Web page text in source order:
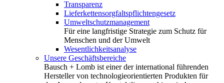
Transparenz
Lieferkettensorgfaltspflichtengesetz
Umweltschutzmanagement
Für eine langfristige Strategie zum Schutz für
Menschen und der Umwelt
Wesentlichkeitsanalyse
Unsere Geschäftsbereiche
Bausch + Lomb ist einer der international führenden
Hersteller von technologieorientierten Produkten für